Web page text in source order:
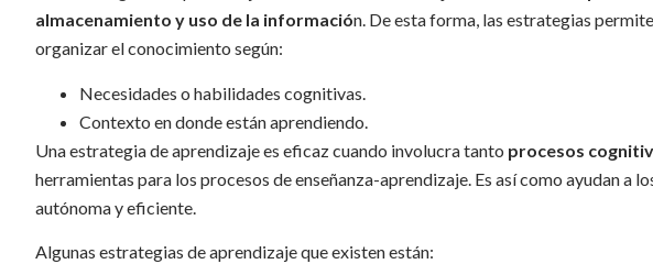
almacenamiento y uso de la información. De esta forma, las estrategias
organizar el conocimiento según:
Necesidades o habilidades cognitivas.
Contexto en donde están aprendiendo.
Una estrategia de aprendizaje es eficaz cuando involucra tanto procesos
herramientas para los procesos de enseñanza-aprendizaje. Es así como ayudan a
autónoma y eficiente.
Algunas estrategias de aprendizaje que existen están: